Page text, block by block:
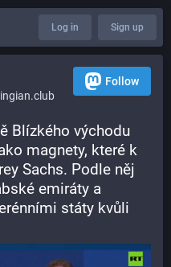
Log in Sign up
Follow
Blízkého východu
magnety, které k
Sachs. Podle něj
emiráty a
státy kvůli